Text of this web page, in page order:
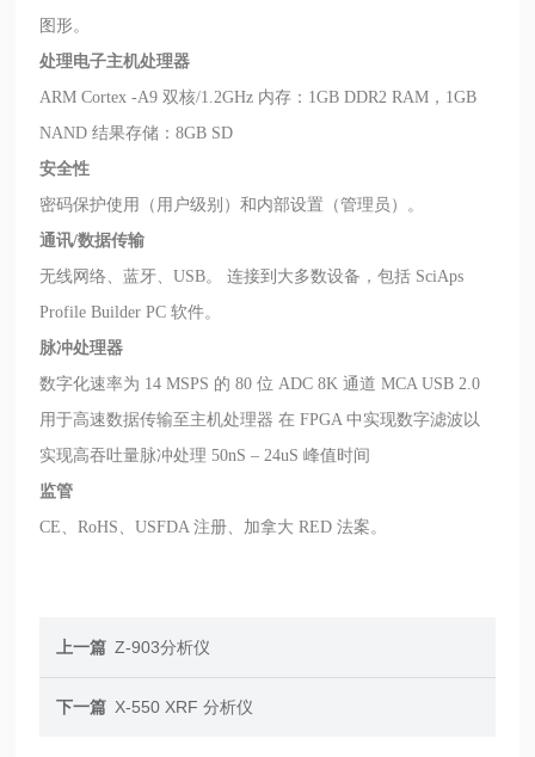
图形。
处理电子主机处理器
ARM Cortex -A9 双核/1.2GHz 内存：1GB DDR2 RAM，1GB
NAND 结果存储：8GB SD
安全性
密码保护使用（用户级别）和内部设置（管理员）。
通讯/数据传输
无线网络、蓝牙、USB。 连接到大多数设备，包括 SciAps
Profile Builder PC 软件。
脉冲处理器
数字化速率为 14 MSPS 的 80 位 ADC 8K 通道 MCA USB 2.0
用于高速数据传输至主机处理器 在 FPGA 中实现数字滤波以
实现高吞吐量脉冲处理 50nS – 24uS 峰值时间
监管
CE、RoHS、USFDA 注册、加拿大 RED 法案。
上一篇 Z-903分析仪
下一篇 X-550 XRF 分析仪